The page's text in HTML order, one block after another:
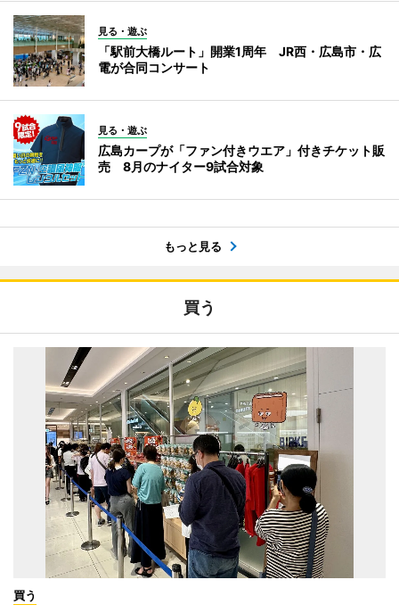
見る・遊ぶ
「駅前大橋ルート」開業1周年 JR西・広島市・広
電が合同コンサート
見る・遊ぶ
広島カープが「ファン付きウエア」付きチケット販
売 8月のナイター9試合対象
もっと見る
買う
買う